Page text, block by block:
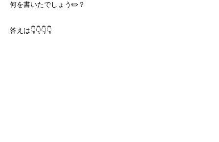
何を書いたでしょう✏️？
答えは👇👇👇👇